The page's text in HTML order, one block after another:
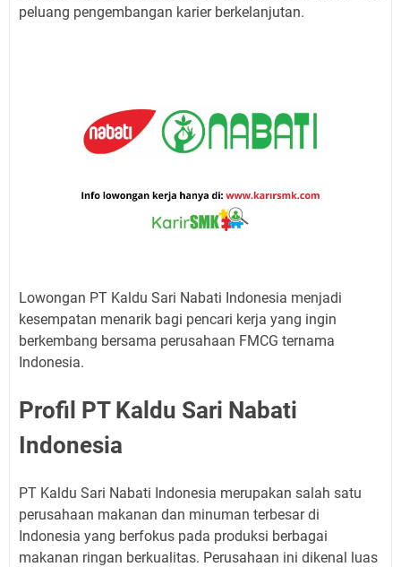
peluang pengembangan karier berkelanjutan.
Lowongan PT Kaldu Sari Nabati Indonesia menjadi
kesempatan menarik bagi pencari kerja yang ingin
berkembang bersama perusahaan FMCG ternama
Indonesia.
Profil PT Kaldu Sari Nabati
Indonesia
PT Kaldu Sari Nabati Indonesia merupakan salah satu
perusahaan makanan dan minuman terbesar di
Indonesia yang berfokus pada produksi berbagai
makanan ringan berkualitas. Perusahaan ini dikenal luas